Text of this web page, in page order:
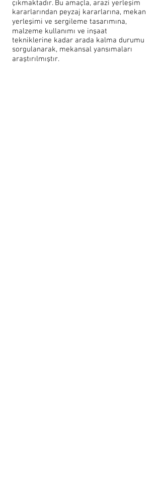
çıkmaktadır. Bu amaçla, arazi yerleşim
kararlarından peyzaj kararlarına, mekan
yerleşimi ve sergileme tasarımına,
malzeme kullanımı ve inşaat
tekniklerine kadar arada kalma durumu
sorgulanarak, mekansal yansımaları
araştırılmıştır.